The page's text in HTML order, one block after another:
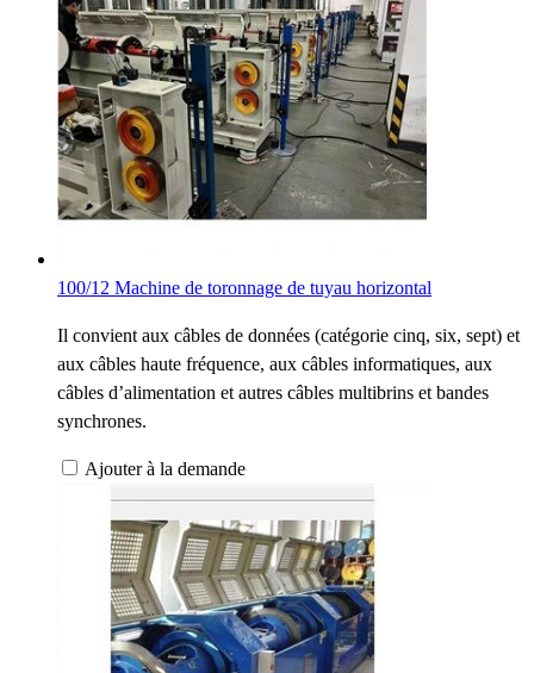
100/12 Machine de toronnage de tuyau horizontal
Il convient aux câbles de données (catégorie cinq, six, sept) et
aux câbles haute fréquence, aux câbles informatiques, aux
câbles d’alimentation et autres câbles multibrins et bandes
synchrones.
Ajouter à la demande